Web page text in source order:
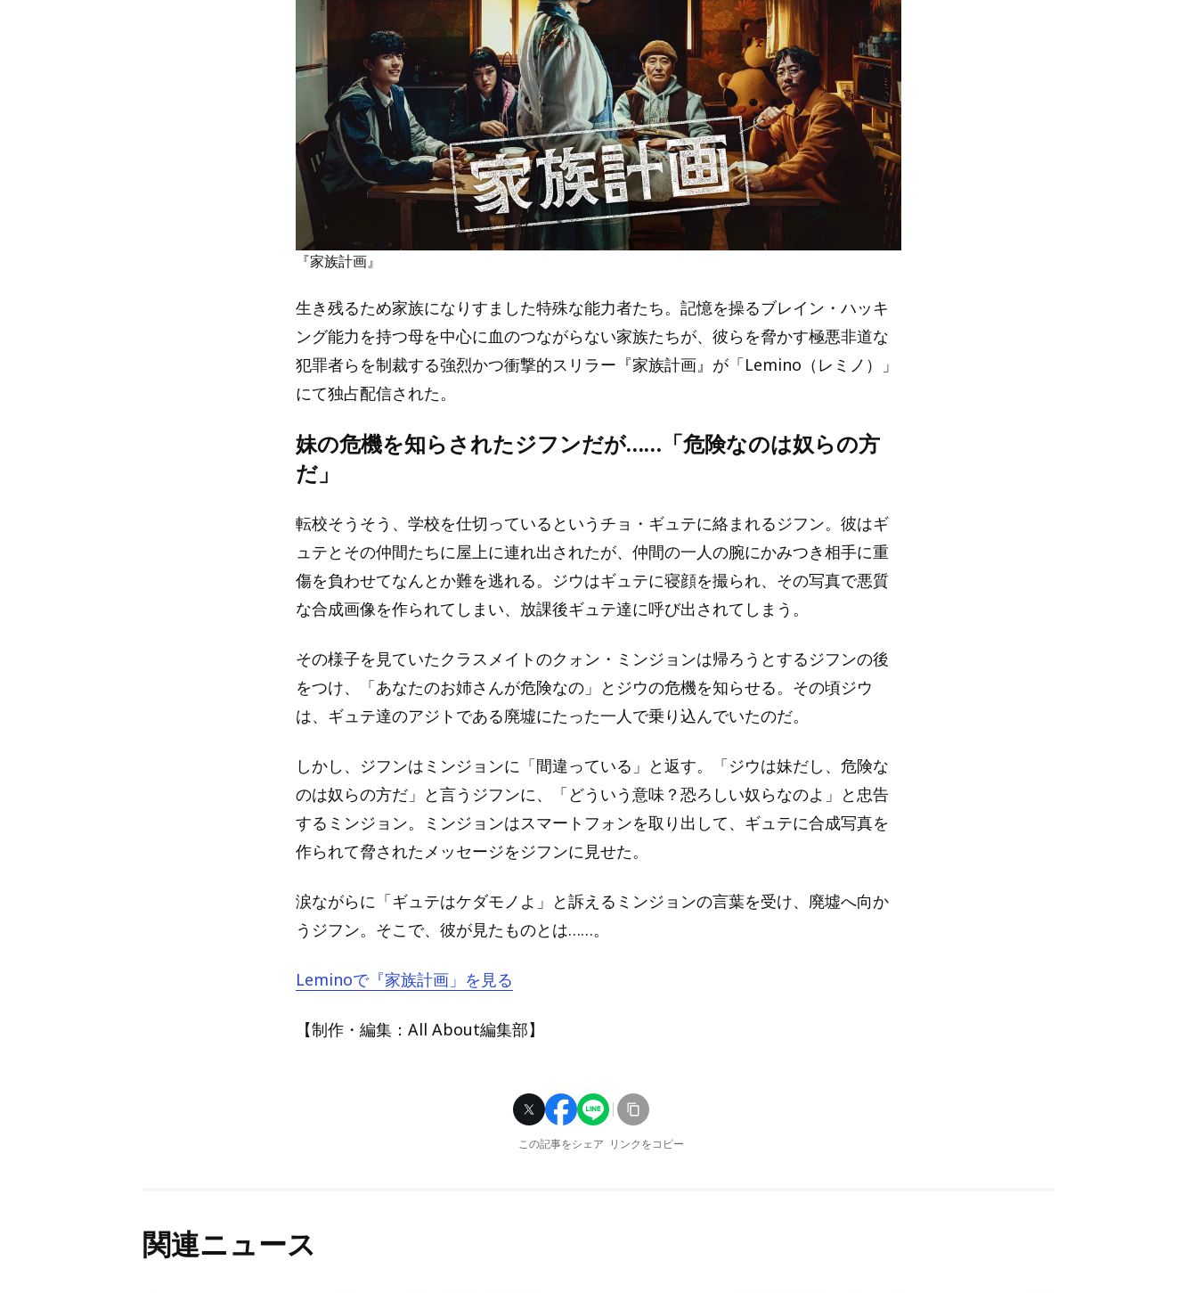
『家族計画』
生き残るため家族になりすました特殊な能力者たち。記憶を操るブレイン・ハッキ
ング能力を持つ母を中心に血のつながらない家族たちが、彼らを脅かす極悪非道な
犯罪者らを制裁する強烈かつ衝撃的スリラー『家族計画』が「Lemino（レミノ）」
にて独占配信された。
妹の危機を知らされたジフンだが……「危険なのは奴らの方
だ」
転校そうそう、学校を仕切っているというチョ・ギュテに絡まれるジフン。彼はギ
ュテとその仲間たちに屋上に連れ出されたが、仲間の一人の腕にかみつき相手に重
傷を負わせてなんとか難を逃れる。ジウはギュテに寝顔を撮られ、その写真で悪質
な合成画像を作られてしまい、放課後ギュテ達に呼び出されてしまう。
その様子を見ていたクラスメイトのクォン・ミンジョンは帰ろうとするジフンの後
をつけ、「あなたのお姉さんが危険なの」とジウの危機を知らせる。その頃ジウ
は、ギュテ達のアジトである廃墟にたった一人で乗り込んでいたのだ。
しかし、ジフンはミンジョンに「間違っている」と返す。「ジウは妹だし、危険な
のは奴らの方だ」と言うジフンに、「どういう意味？恐ろしい奴らなのよ」と忠告
するミンジョン。ミンジョンはスマートフォンを取り出して、ギュテに合成写真を
作られて脅されたメッセージをジフンに見せた。
涙ながらに「ギュテはケダモノよ」と訴えるミンジョンの言葉を受け、廃墟へ向か
うジフン。そこで、彼が見たものとは……。
Leminoで『家族計画」を見る
【制作・編集：All About編集部】
この記事をシェア リンクをコピー
関連ニュース